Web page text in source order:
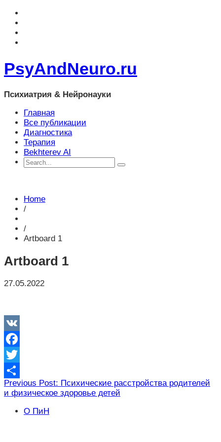
PsyAndNeuro.ru
Психиатрия & Нейронауки
Главная
Все публикации
Диагностика
Терапия
Bekhterev AI
Home
/
/
Artboard 1
Artboard 1
27.05.2022
VK
Facebook
Twitter
Отправить
Навигация
по
записям
Previous Post: Психические расстройства родителей
и физическое здоровье детей
О ПиН